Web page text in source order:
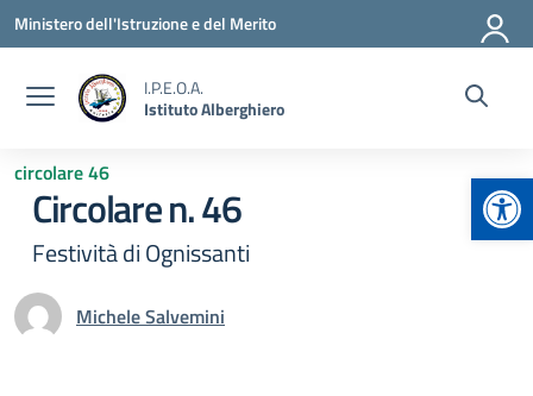
Vai ai contenuti
Vai al menu di navigazione
Vai al footer
Ministero dell'Istruzione e del Merito
I.P.E.O.A.
Istituto Alberghiero
circolare 46
Circolare n. 46
Festività di Ognissanti
Michele Salvemini